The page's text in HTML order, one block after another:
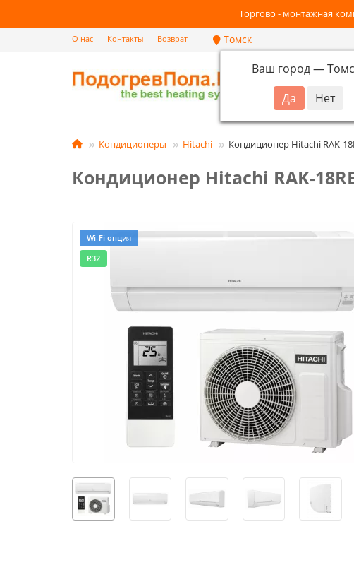
Торгово - монтажная
О нас Контакты Возврат Томск
Ваш город —
Каталог
Кондиционеры Hitachi Кондиционер Hitachi RAK-
Кондиционер Hitachi RAK-
Wi-Fi опция
R32